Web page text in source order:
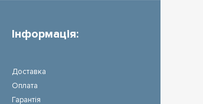
Інформація:
Доставка
Оплата
Гарантія